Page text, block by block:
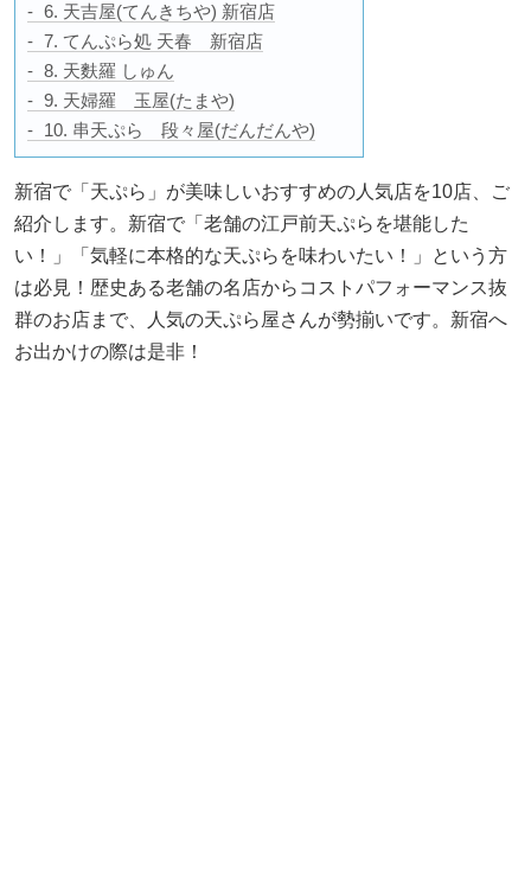
6. 天吉屋(てんきちや) 新宿店
7. てんぷら処 天春 新宿店
8. 天麩羅 しゅん
9. 天婦羅 玉屋(たまや)
10. 串天ぷら 段々屋(だんだんや)
新宿で「天ぷら」が美味しいおすすめの人気店を10店、ご
紹介します。新宿で「老舗の江戸前天ぷらを堪能した
い！」「気軽に本格的な天ぷらを味わいたい！」という方
は必見！歴史ある老舗の名店からコストパフォーマンス抜
群のお店まで、人気の天ぷら屋さんが勢揃いです。新宿へ
お出かけの際は是非！